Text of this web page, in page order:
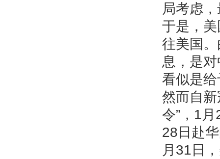
局考虑
于是，
往美国。
息，是
看似是
然而自
令”，1
28日赴
月31日